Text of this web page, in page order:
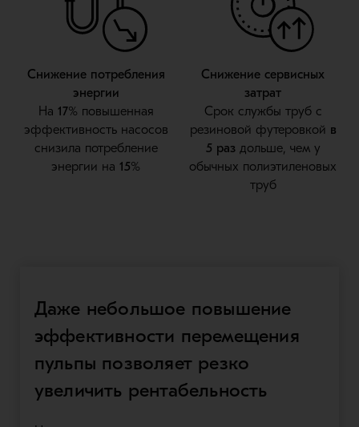
Снижение потребления
энергии
На 17% повышенная
эффективность насосов
снизила потребление
энергии на 15%
Снижение сервисных
затрат
Срок службы труб с
резиновой футеровкой в
5 раздольше, чем у
обычных полиэтиленовых
труб
Даже небольшое повышение
эффективности перемещения
пульпы позволяет резко
увеличить рентабельность